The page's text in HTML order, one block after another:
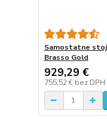
Samostatne
Brasso Gold
929,29 €
755,52 € bez DPH